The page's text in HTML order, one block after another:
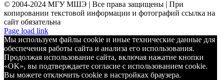
© 2004-2024 МГУ МШЭ | Все права защищены | При
копировании текстовой информации и фотографий ссылка на
сайт обязательна
Telegram
Page load link
Мы используем файлы cookie и иные технические данные для
обеспечения работы сайта и анализа его использования.
Продолжая использование сайта, включая нажатие кнопки
«OK», вы подтверждаете согласие с использованием cookie.
Вы можете отключить cookie в настройках браузера.